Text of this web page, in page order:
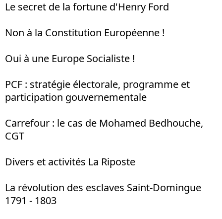
Le secret de la fortune d'Henry Ford
Non à la Constitution Européenne !
Oui à une Europe Socialiste !
PCF : stratégie électorale, programme et
participation gouvernementale
Carrefour : le cas de Mohamed Bedhouche,
CGT
Divers et activités La Riposte
La révolution des esclaves Saint-Domingue
1791 - 1803